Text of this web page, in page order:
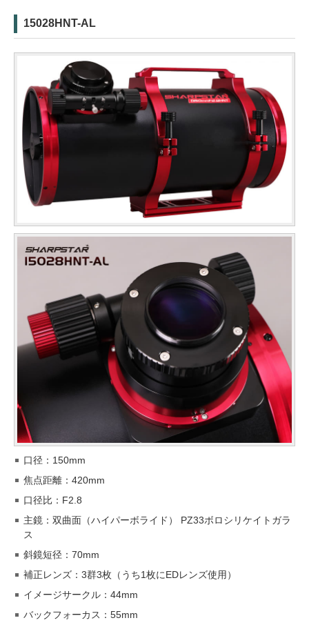
15028HNT-AL
口径：150mm
焦点距離：420mm
口径比：F2.8
主鏡：双曲面（ハイパーボライド） PZ33ボロシリケイトガラ
ス
斜鏡短径：70mm
補正レンズ：3群3枚（うち1枚にEDレンズ使用）
イメージサークル：44mm
バックフォーカス：55mm